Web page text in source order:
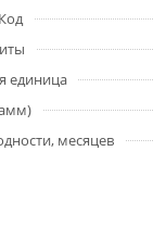
единица
месяцев